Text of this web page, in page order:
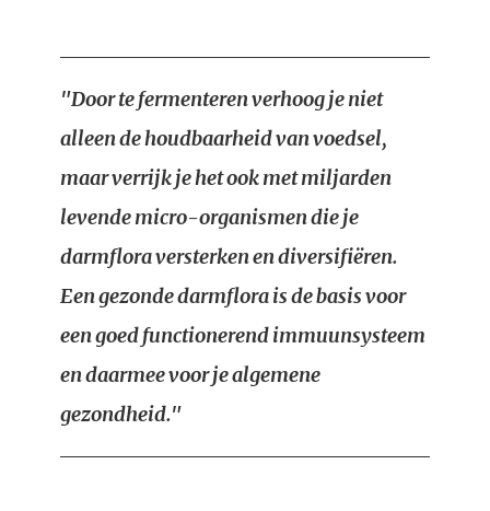
"Door te fermenteren verhoog je niet
alleen de houdbaarheid van voedsel,
maar verrijk je het ook met miljarden
levende micro-organismen die je
darmflora versterken en diversifiëren.
Een gezonde darmflora is de basis voor
een goed functionerend immuunsysteem
en daarmee voor je algemene
gezondheid."